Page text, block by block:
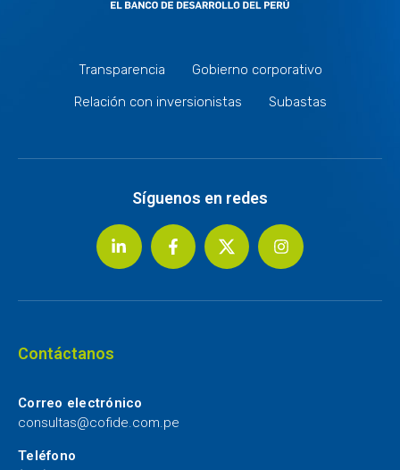
Transparencia
Gobierno corporativo
Relación con inversionistas
Subastas
Síguenos en redes
Contáctanos
Correo electrónico
consultas@cofide.com.pe
Teléfono